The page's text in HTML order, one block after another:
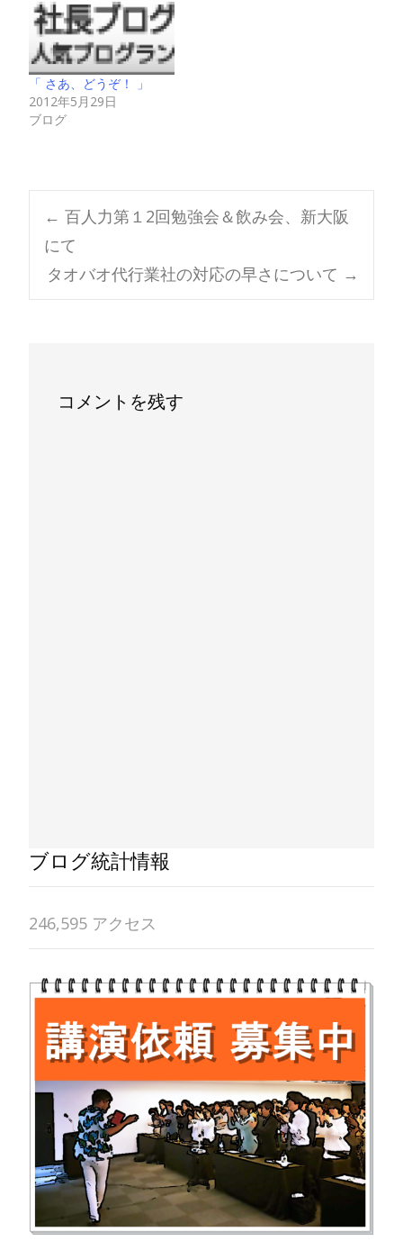
「 さあ、どうぞ！ 」
2012年5月29日
ブログ
Post
navigation
← 百人力第１2回勉強会＆飲み会、新大阪
にて
タオバオ代行業社の対応の早さについて →
コメントを残す
ブログ統計情報
246,595 アクセス